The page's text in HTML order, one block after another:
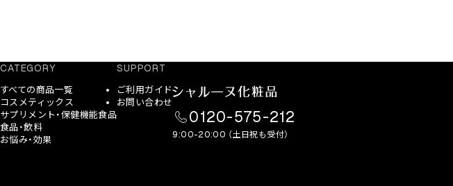
CATEGORY
すべての商品一覧
コスメティックス
サプリメント・保健機能食品
食品・飲料
お悩み・効果
SUPPORT
ご利用ガイド
お問い合わせ
0120-575-212
9:00-20:00 （土日祝も受付）